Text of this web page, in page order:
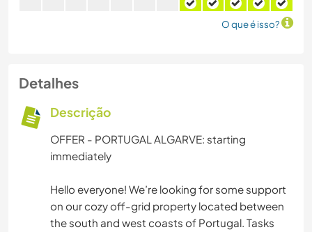
O que é isso?
Detalhes
Descrição
OFFER - PORTUGAL ALGARVE: starting
immediately
Hello everyone! We’re looking for some support
on our cozy off-grid property located between
the south and west coasts of Portugal. Tasks